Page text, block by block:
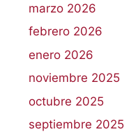
marzo 2026
febrero 2026
enero 2026
noviembre 2025
octubre 2025
septiembre 2025